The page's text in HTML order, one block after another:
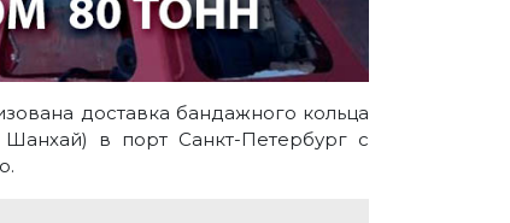
доставка бандажного кольца
в порт Санкт-Петербург с